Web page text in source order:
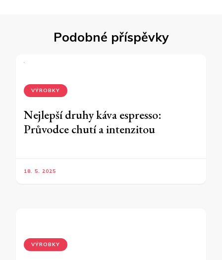
Podobné příspěvky
VÝROBKY
Nejlepší druhy káva espresso:
Průvodce chutí a intenzitou
18. 5. 2025
VÝROBKY